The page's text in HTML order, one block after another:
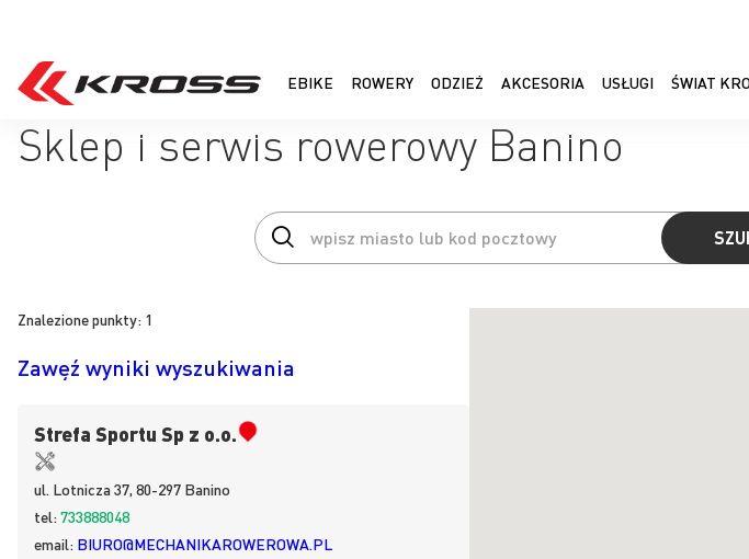
EBIKE ROWERY ODZIEŻ AKCESORIA USŁUGI ŚWIAT
Sklep i serwis rowerowy Banino
Znalezione punkty: 1
Zawęź wyniki wyszukiwania
Strefa Sportu Sp z o.o.
ul. Lotnicza 37, 80-297 Banino
tel:733888048
email: BIURO@MECHANIKAROWEROWA.PL